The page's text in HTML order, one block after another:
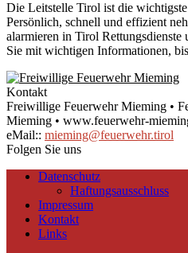
Die Leitstelle Tirol ist die
Persönlich, schnell und effizient
alarmieren in Tirol Rettungsdienste
Sie mit wichtigen Informationen,
Kontakt
Freiwillige Feuerwehr Mieming •
Mieming • www.feuerwehr-
eMail:: mieming@feuerwehr.tirol
Folgen Sie uns
Datenschutz
Haftungsausschluss
Impressum
Kontakt
Links